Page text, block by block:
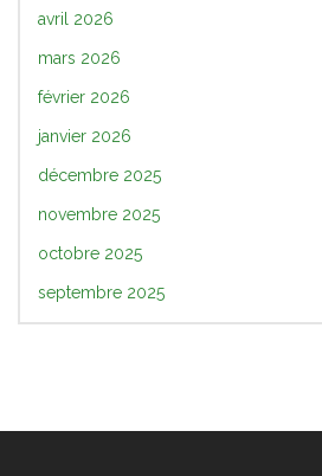
avril 2026
mars 2026
février 2026
janvier 2026
décembre 2025
novembre 2025
octobre 2025
septembre 2025